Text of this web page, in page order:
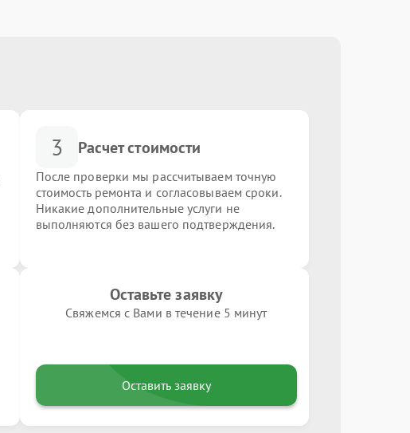
3 Расчет стоимости
После проверки мы рассчитываем точную
стоимость ремонта и согласовываем сроки.
Никакие дополнительные услуги не
выполняются без вашего подтверждения.
Оставьте заявку
Свяжемся с Вами в течение 5 минут
Оставить заявку